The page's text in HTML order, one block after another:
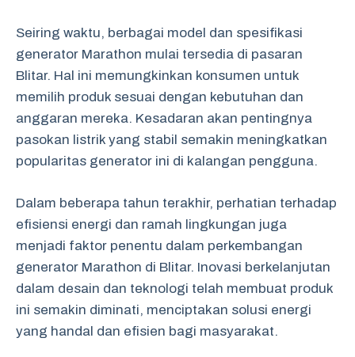
Seiring waktu, berbagai model dan spesifikasi
generator Marathon mulai tersedia di pasaran
Blitar. Hal ini memungkinkan konsumen untuk
memilih produk sesuai dengan kebutuhan dan
anggaran mereka. Kesadaran akan pentingnya
pasokan listrik yang stabil semakin meningkatkan
popularitas generator ini di kalangan pengguna.
Dalam beberapa tahun terakhir, perhatian terhadap
efisiensi energi dan ramah lingkungan juga
menjadi faktor penentu dalam perkembangan
generator Marathon di Blitar. Inovasi berkelanjutan
dalam desain dan teknologi telah membuat produk
ini semakin diminati, menciptakan solusi energi
yang handal dan efisien bagi masyarakat.